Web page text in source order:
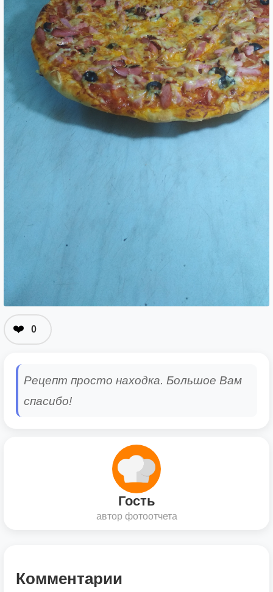
❤️ 0
Рецепт просто находка. Большое Вам
спасибо!
Гость
автор фотоотчета
Комментарии